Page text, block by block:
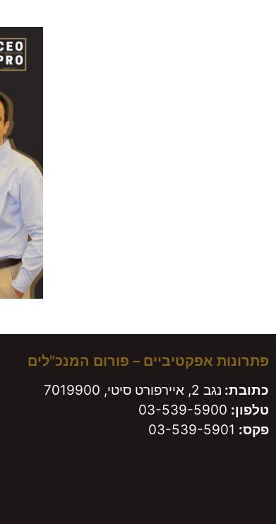
פתרונות אפקטיביים – פורום המנכ"לים
כתובת: נגב 2, איירפורט סיטי, 7019900
טלפון: 03-539-5900
פקס: